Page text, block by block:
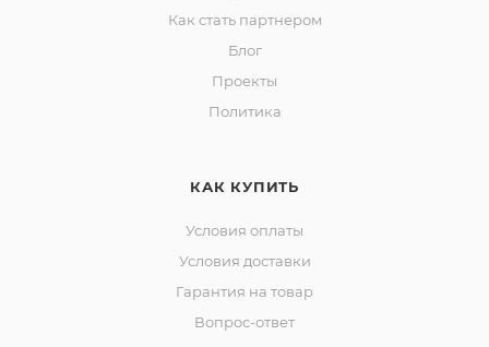
Как стать партнером
Блог
Проекты
Политика
КАК КУПИТЬ
Условия оплаты
Условия доставки
Гарантия на товар
Вопрос-ответ